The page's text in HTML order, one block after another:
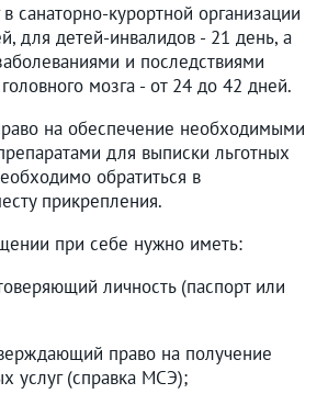
санаторно-курортной организации
для детей-инвалидов - 21 день, а
и последствиями
мозга - от 24 до 42 дней.
на обеспечение необходимыми
для выписки льготных
обратиться в
прикрепления.
при себе нужно иметь:
личность (паспорт или
право на получение
услуг (справка МСЭ);